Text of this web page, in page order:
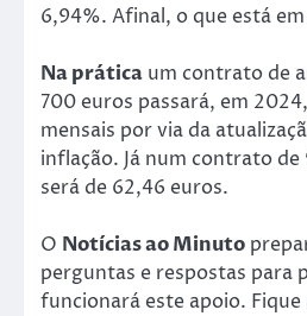
6,94%. Afinal, o que está em
Na prática um contrato de
700 euros passará, em
mensais por via da
inflação. Já num contrato
será de 62,46 euros.
O Notícias ao Minuto
perguntas e respostas para
funcionará este apoio. Fique